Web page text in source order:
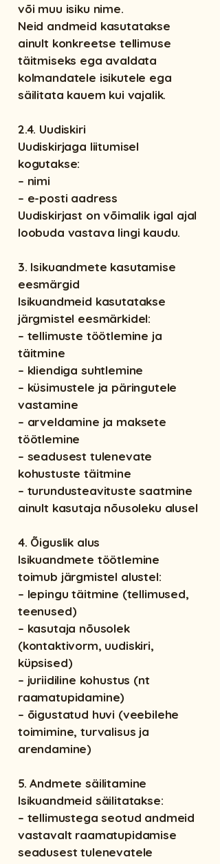
või muu isiku nime.
Neid andmeid kasutatakse
ainult konkreetse tellimuse
täitmiseks ega avaldata
kolmandatele isikutele ega
säilitata kauem kui vajalik.
2.4. Uudiskiri
Uudiskirjaga liitumisel
kogutakse:
– nimi
– e-posti aadress
Uudiskirjast on võimalik igal ajal
loobuda vastava lingi kaudu.
3. Isikuandmete kasutamise
eesmärgid
Isikuandmeid kasutatakse
järgmistel eesmärkidel:
– tellimuste töötlemine ja
täitmine
– kliendiga suhtlemine
– küsimustele ja päringutele
vastamine
– arveldamine ja maksete
töötlemine
– seadusest tulenevate
kohustuste täitmine
– turundusteavituste saatmine
ainult kasutaja nõusoleku alusel
4. Õiguslik alus
Isikuandmete töötlemine
toimub järgmistel alustel:
– lepingu täitmine (tellimused,
teenused)
– kasutaja nõusolek
(kontaktivorm, uudiskiri,
küpsised)
– juriidiline kohustus (nt
raamatupidamine)
– õigustatud huvi (veebilehe
toimimine, turvalisus ja
arendamine)
5. Andmete säilitamine
Isikuandmeid säilitatakse:
– tellimustega seotud andmeid
vastavalt raamatupidamise
seadusest tulenevatele